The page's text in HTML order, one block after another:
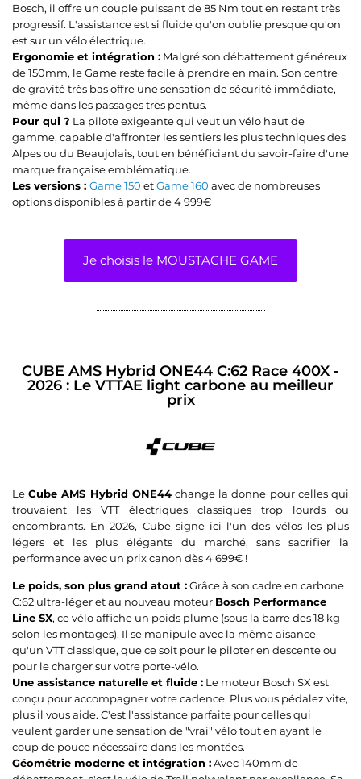
Bosch, il offre un couple puissant de 85 Nm tout en restant très
progressif. L'assistance est si fluide qu'on oublie presque qu'on
est sur un vélo électrique.
Ergonomie et intégration : Malgré son débattement généreux
de 150mm, le Game reste facile à prendre en main. Son centre
de gravité très bas offre une sensation de sécurité immédiate,
même dans les passages très pentus.
Pour qui ? La pilote exigeante qui veut un vélo haut de
gamme, capable d'affronter les sentiers les plus techniques des
Alpes ou du Beaujolais, tout en bénéficiant du savoir-faire d'une
marque française emblématique.
Les versions : Game 150 etGame 160 avec de nombreuses
options disponibles à partir de 4 999€
Je choisis le MOUSTACHE GAME
CUBE AMS Hybrid ONE44 C:62 Race 400X -
2026 : Le VTTAE light carbone au meilleur
prix
LeCube AMS Hybrid ONE44change la donne pour celles qui
trouvaient les VTT électriques classiques trop lourds ou
encombrants. En 2026, Cube signe ici l'un des vélos les plus
légers et les plus élégants du marché, sans sacrifier la
performance avec un prix canon dès 4 699€ !
Le poids, son plus grand atout :Grâce à son cadre en carbone
C:62 ultra-léger et au nouveau moteur Bosch Performance
Line SX, ce vélo affiche un poids plume (sous la barre des 18 kg
selon les montages). Il se manipule avec la même aisance
qu'un VTT classique, que ce soit pour le piloter en descente ou
pour le charger sur votre porte-vélo.
Une assistance naturelle et fluide : Le moteur Bosch SX est
conçu pour accompagner votre cadence. Plus vous pédalez vite,
plus il vous aide. C'est l'assistance parfaite pour celles qui
veulent garder une sensation de "vrai" vélo tout en ayant le
coup de pouce nécessaire dans les montées.
Géométrie moderne et intégration :Avec 140mm de